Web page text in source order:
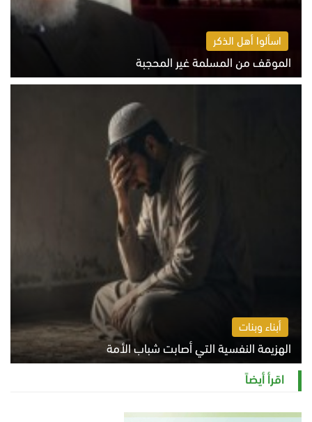
اسألوا أهل الذكر
الموقف من المسلمة غير المحجبة
الخميس 6 أغسطس 2026 10:45 ص
أبناء وبنات
الهزيمة النفسية التي أصابت شباب الأمة
الخميس 6 أغسطس 2026 11:12 ص
اقرأ أيضاً